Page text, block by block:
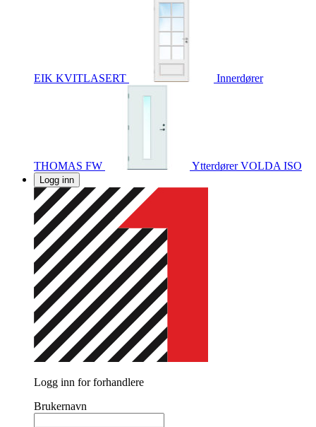
EIK KVITLASERT Innerdører
THOMAS FW YtterdørerVOLDA ISO
Logg inn
Logg inn for forhandlere
Brukernavn